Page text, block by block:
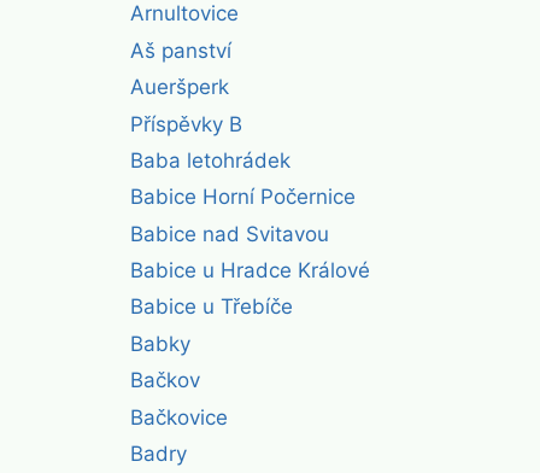
Arnultovice
Aš panství
Aueršperk
Příspěvky B
Baba letohrádek
Babice Horní Počernice
Babice nad Svitavou
Babice u Hradce Králové
Babice u Třebíče
Babky
Bačkov
Bačkovice
Badry